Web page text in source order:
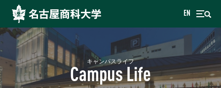
EN
キャンパスライフ
Campus Life